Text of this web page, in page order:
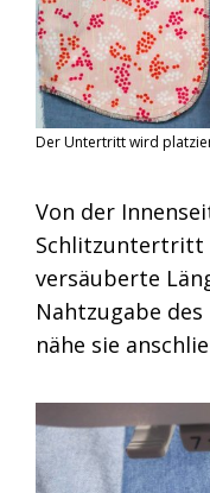
Der Untertritt wird
Von der
Schlitzuntertritt
versäuberte
Nahtzugabe
nähe sie